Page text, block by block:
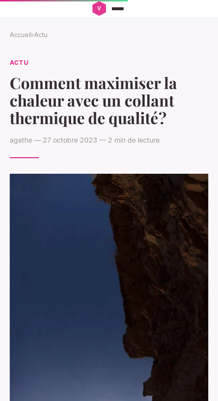
Accueil›Actu
ACTU
Comment maximiser la
chaleur avec un collant
thermique de qualité ?
agathe — 27 octobre 2023 — 2 min de lecture